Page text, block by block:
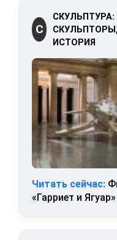
С
СКУЛЬПТУРА:
ИСТОРИЯ
Читать сейчас:
«Гарриет и Ягуар»